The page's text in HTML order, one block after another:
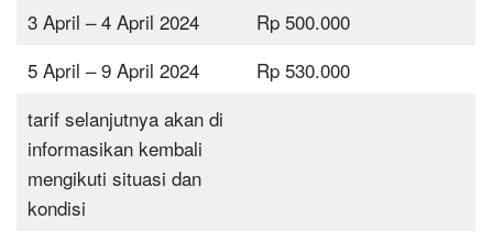
3 April – 4 April 2024
Rp 500.000
5 April – 9 April 2024
Rp 530.000
tarif selanjutnya akan di
informasikan kembali
mengikuti situasi dan
kondisi